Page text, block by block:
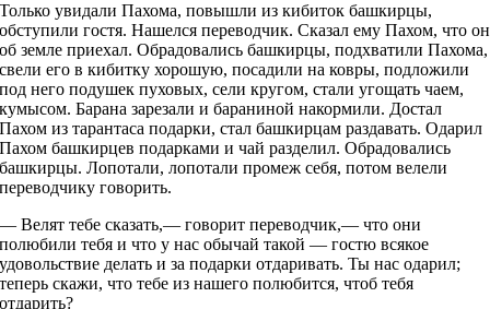
Только увидали Пахома, повышли из кибиток башкирцы,
обступили гостя. Нашелся переводчик. Сказал ему Пахом, что он
об земле приехал. Обрадовались башкирцы, подхватили Пахома,
свели его в кибитку хорошую, посадили на ковры, подложили
под него подушек пуховых, сели кругом, стали угощать чаем,
кумысом. Барана зарезали и бараниной накормили. Достал
Пахом из тарантаса подарки, стал башкирцам раздавать. Одарил
Пахом башкирцев подарками и чай разделил. Обрадовались
башкирцы. Лопотали, лопотали промеж себя, потом велели
переводчику говорить.
— Велят тебе сказать,— говорит переводчик,— что они
полюбили тебя и что у нас обычай такой — гостю всякое
удовольствие делать и за подарки отдаривать. Ты нас одарил;
теперь скажи, что тебе из нашего полюбится, чтоб тебя
отдарить?